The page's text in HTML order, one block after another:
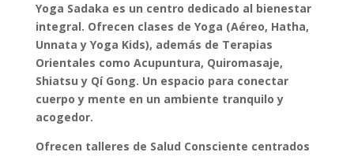
Yoga Sadaka es un centro dedicado al bienestar
integral. Ofrecen clases de Yoga (Aéreo, Hatha,
Unnata y Yoga Kids), además de Terapias
Orientales como Acupuntura, Quiromasaje,
Shiatsu y Qí Gong. Un espacio para conectar
cuerpo y mente en un ambiente tranquilo y
acogedor.
Ofrecen talleres de Salud Consciente centrados